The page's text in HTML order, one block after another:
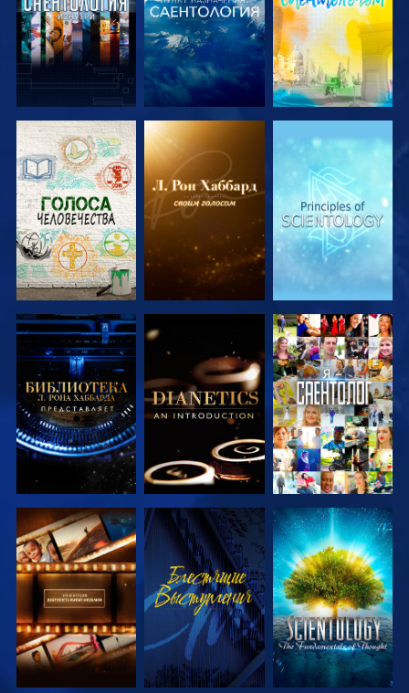
СМОТРЕТЬ
ПЕРЕДАЧИ
СМОТРЕТЬ
ПЕРЕДАЧИ
СМОТРЕТЬ
ПЕРЕДАЧИ
СМОТРЕТЬ
ПЕРЕДАЧИ
СМОТРЕТЬ
ПЕРЕДАЧИ
СМОТРЕТЬ
СМОТРЕТЬ
ПЕРЕДАЧИ
СМОТРЕТЬ
СМОТРЕТЬ
ПЕРЕДАЧИ